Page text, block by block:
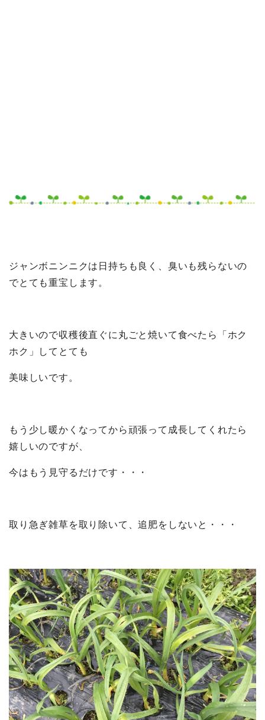
ジャンボニンニクは日持ちも良く、臭いも残らないの
でとても重宝します。
大きいので収穫後直ぐに丸ごと焼いて食べたら「ホク
ホク」してとても
美味しいです。
もう少し暖かくなってから頑張って成長してくれたら
嬉しいのですが、
今はもう見守るだけです・・・
取り急ぎ雑草を取り除いて、追肥をしないと・・・